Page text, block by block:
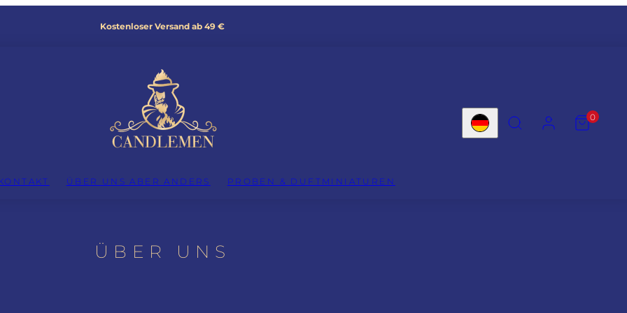
Kostenloser Versand ab 49 €
ÜBER UNS ABER ANDERS PROBEN & DUFTMINIATUREN
Land/Region
MEINEN
0
ÜBER UNS